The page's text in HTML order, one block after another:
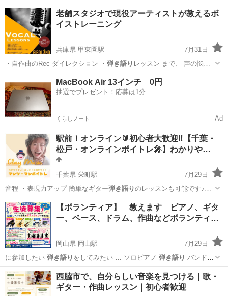
論、作詞・作曲、…
東京 渋谷区 ボーカル
老舗スタジオで現役アーティストが教えるボ
イストレーニング
兵庫県 甲東園駅
7月31日
・自作曲のRec ダイレクション ・ 弾き語り レッスン まで、 声の悩
み、歌の悩み…
西宮市 甲東園駅 ボーカル ボイストレーニング
MacBook Air 13インチ 0円
抽選でプレゼント！応募は1分
くらしノート Ad
駅前！オンライン🔰初心者大歓迎‼️【千葉・
松戸・オンラインボイトレ🎤】わかりや…
千葉県 栄町駅
7月29日
音程 ・表現力アップ 簡単なギター弾き語りのレッスンも可能です♪
━━━━━…
千葉 千葉市 栄町駅 ボーカル 音痴
【ボランティア】 教えます ピアノ、ギタ
ー、ベース、ドラム、作曲などボランティ…
岡山県 岡山駅
7月29日
に参加したい 弾き語り をしてみたい … ソロピアノ 弾き語り バンド演
奏 …
岡山 岡山市 岡山駅 音楽 セッション
西脇市で、自分らしい音楽を見つける｜歌・
ギター・作曲レッスン｜初心者歓迎